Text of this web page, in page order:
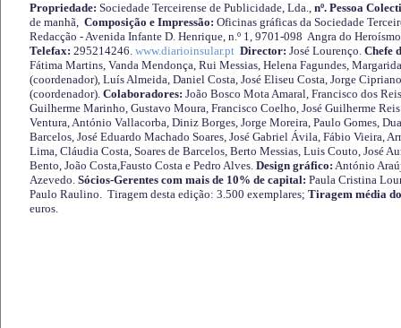
Propriedade: Sociedade Terceirense de Publicidade, Lda., nº. Pessoa
de manhã, Composição e Impressão: Oficinas gráficas da Sociedade
Redacção - Avenida Infante D. Henrique, n.º 1, 9701-098 Angra do
Telefax: 295214246. www.diarioinsular.pt Director: José Lourenço. Chefe
Fátima Martins, Vanda Mendonça, Rui Messias, Helena Fagundes,
(coordenador), Luís Almeida, Daniel Costa, José Eliseu Costa, Jorge
(coordenador). Colaboradores: João Bosco Mota Amaral, Francisco dos
Guilherme Marinho, Gustavo Moura, Francisco Coelho, José Guilherme
Ventura, António Vallacorba, Diniz Borges, Jorge Moreira, Paulo Gomes,
Barcelos, José Eduardo Machado Soares, José Gabriel Ávila, Fábio Vieira,
Lima, Cláudia Costa, Soares de Barcelos, Berto Messias, Luis Couto, José
Bento, João Costa,Fausto Costa e Pedro Alves. Design gráfico: António
Azevedo. Sócios-Gerentes com mais de 10% de capital: Paula Cristina
Paulo Raulino. Tiragem desta edição: 3.500 exemplares; Tiragem média
euros.